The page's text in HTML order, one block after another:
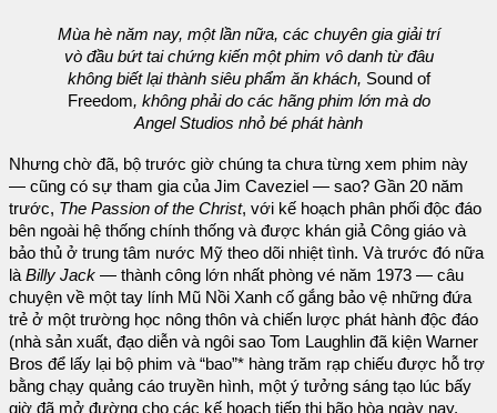
Mùa hè năm nay, một lần nữa, các chuyên gia giải trí
vò đầu bứt tai chứng kiến một phim vô danh từ đâu
không biết lại thành siêu phẩm ăn khách, Sound of
Freedom, không phải do các hãng phim lớn mà do
Angel Studios nhỏ bé phát hành
Nhưng chờ đã, bộ trước giờ chúng ta chưa từng xem phim này
— cũng có sự tham gia của Jim Caveziel — sao? Gần 20 năm
trước, The Passion of the Christ, với kế hoạch phân phối độc đáo
bên ngoài hệ thống chính thống và được khán giả Công giáo và
bảo thủ ở trung tâm nước Mỹ theo dõi nhiệt tình. Và trước đó nữa
làBilly Jack — thành công lớn nhất phòng vé năm 1973 — câu
chuyện về một tay lính Mũ Nồi Xanh cố gắng bảo vệ những đứa
trẻ ở một trường học nông thôn và chiến lược phát hành độc đáo
(nhà sản xuất, đạo diễn và ngôi sao Tom Laughlin đã kiện Warner
Bros để lấy lại bộ phim và “bao”* hàng trăm rạp chiếu được hỗ trợ
bằng chạy quảng cáo truyền hình, một ý tưởng sáng tạo lúc bấy
giờ đã mở đường cho các kế hoạch tiếp thị bão hòa ngày nay.